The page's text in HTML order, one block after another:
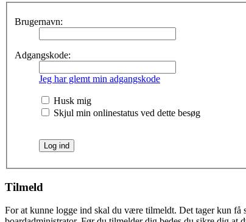
Brugernavn:
Adgangskode:
Jeg har glemt min adgangskode
Husk mig
Skjul min onlinestatus ved dette besøg
Tilmeld
For at kunne logge ind skal du være tilmeldt. Det tager kun få